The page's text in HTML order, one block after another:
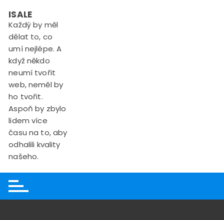
content
ISALE
Každý by měl
dělat to, co
umí nejlépe. A
když někdo
neumí tvořit
web, neměl by
ho tvořit.
Aspoň by zbylo
lidem více
času na to, aby
odhalili kvality
našeho.